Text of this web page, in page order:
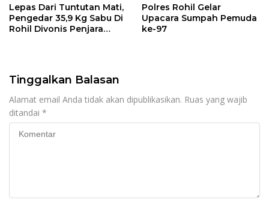
Lepas Dari Tuntutan Mati,
Pengedar 35,9 Kg Sabu Di
Rohil Divonis Penjara
Polres Rohil Gelar
Upacara Sumpah Pemuda
ke-97
Tinggalkan Balasan
Alamat email Anda tidak akan dipublikasikan. Ruas yang wajib
ditandai *